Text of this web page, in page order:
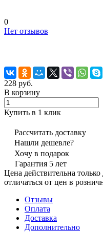
0
Нет отзывов
228 руб.
В корзину
Купить в 1 клик
Рассчитать доставку
Нашли дешевле?
Хочу в подарок
Гарантия 5 лет
Цена действительна
отличаться от цен в
Отзывы
Оплата
Доставка
Дополнительно